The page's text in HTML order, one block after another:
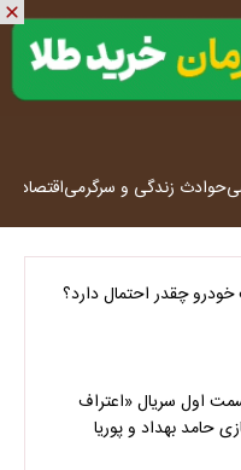
حوادث زندگی و سرگرمیاقتصاد
چقدر احتمال دارد؟
اول سریال «اعتراف
حامد بهداد و پوریا